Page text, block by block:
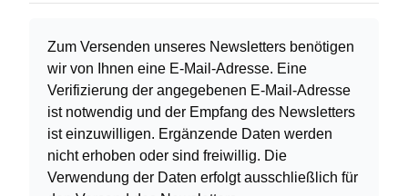
Zum Versenden unseres Newsletters benötigen
wir von Ihnen eine E-Mail-Adresse. Eine
Verifizierung der angegebenen E-Mail-Adresse
ist notwendig und der Empfang des Newsletters
ist einzuwilligen. Ergänzende Daten werden
nicht erhoben oder sind freiwillig. Die
Verwendung der Daten erfolgt ausschließlich für